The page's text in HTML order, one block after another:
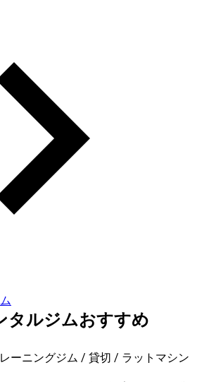
タルジムおすすめ
ーニングジム / 貸切 / ラットマシン